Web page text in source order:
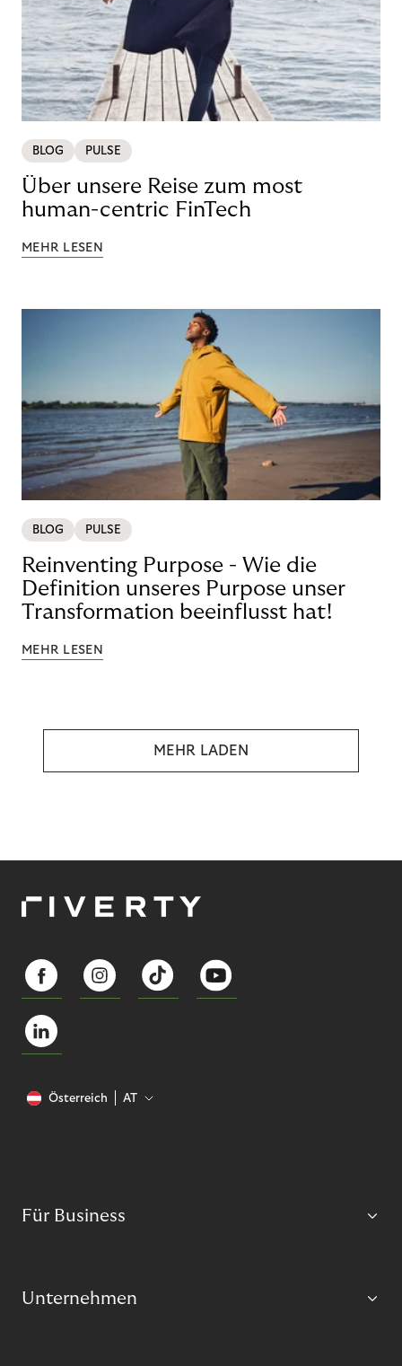
BLOG PULSE
Über unsere Reise zum most
human-centric FinTech
MEHR LESEN
BLOG PULSE
Reinventing Purpose - Wie die
Definition unseres Purpose unser
Transformation beeinflusst hat!
MEHR LESEN
MEHR LADEN
Österreich AT
Für Business
Unternehmen